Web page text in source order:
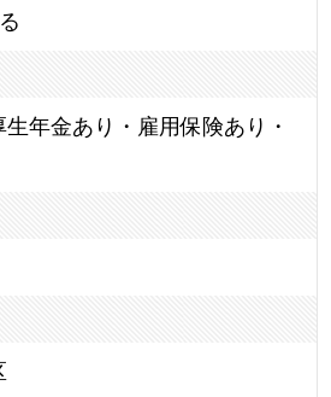
年金あり・雇用保険あり・